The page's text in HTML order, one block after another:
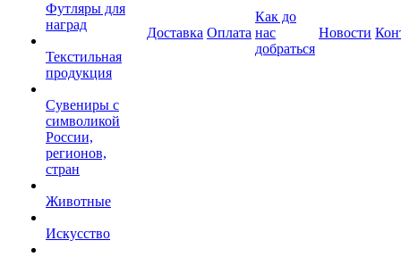
Футляры для
наград
Текстильная
продукция
Сувениры с
символикой
России,
регионов,
стран
Животные
Искусство
Доставка Оплата
Как до
нас
добраться
Новости